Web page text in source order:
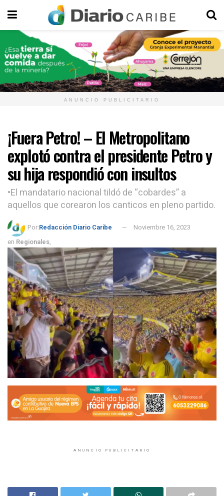
ANUNCIO PUBLICITARIO
¡Fuera Petro! – El Metropolitano
explotó contra el presidente Petro y
su hija respondió con insultos
•El mandatario nacional tildó de “cobardes” a
aquellos que corearon los canticos en pleno partido.
Por:Redacción Diario Caribe
Noviembre 16, 2023
en Regionales,
ANUNCIO PUBLICITARIO